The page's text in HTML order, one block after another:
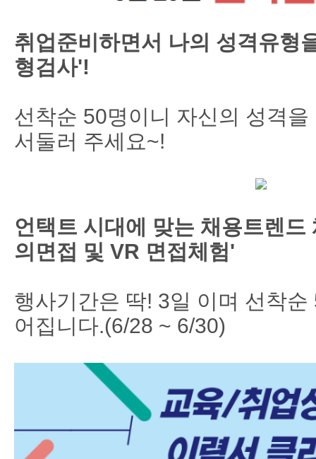
취업준비하면서 나의 성격유형
형검사'!
선착순 50명이니 자신의 성격
서둘러 주세요~!
언택트 시대에 맞는 채용트렌
의면접 및 VR 면접체험'
행사기간은 딱! 3일 이며 선착
어집니다.(6/28 ~ 6/30)